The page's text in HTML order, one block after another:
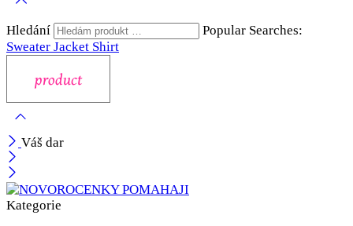
Hledání
Popular Searches:
Sweater Jacket Shirt
Váš dar
Kategorie